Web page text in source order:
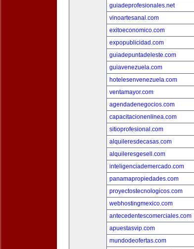
guiadeprofesionales.net
vinoartesanal.com
exitoeconomico.com
expopublicidad.com
guiadepuntadeleste.com
guiavenezuela.com
hotelesenvenezuela.com
ventamayor.com
agendadenegocios.com
capacitacionenlinea.com
sitioprofesional.com
alquileresdecasas.com
alquileresgesell.com
inteligenciademercado.com
panamapropiedades.com
proyectostecnologicos.com
webhostingmexico.com
antecedentescomerciales.com
apuestasvip.com
mundodeofertas.com